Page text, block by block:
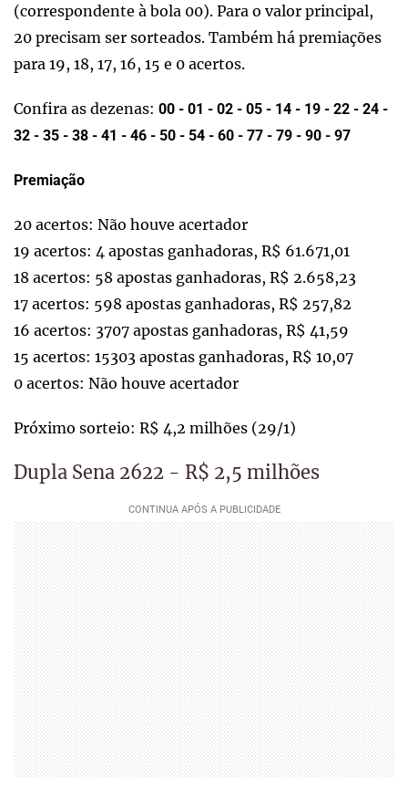
(correspondente à bola 00). Para o valor principal,
20 precisam ser sorteados. Também há premiações
para 19, 18, 17, 16, 15 e 0 acertos.
Confira as dezenas: 00 - 01 - 02 - 05 - 14 - 19 - 22 - 24 -
32 - 35 - 38 - 41 - 46 - 50 - 54 - 60 - 77 - 79 - 90 - 97
Premiação
20 acertos: Não houve acertador
19 acertos: 4 apostas ganhadoras, R$ 61.671,01
18 acertos: 58 apostas ganhadoras, R$ 2.658,23
17 acertos: 598 apostas ganhadoras, R$ 257,82
16 acertos: 3707 apostas ganhadoras, R$ 41,59
15 acertos: 15303 apostas ganhadoras, R$ 10,07
0 acertos: Não houve acertador
Próximo sorteio: R$ 4,2 milhões (29/1)
Dupla Sena 2622 - R$ 2,5 milhões